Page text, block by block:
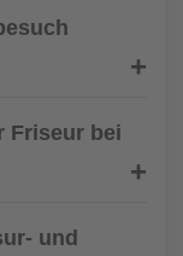
Friseur bei
und